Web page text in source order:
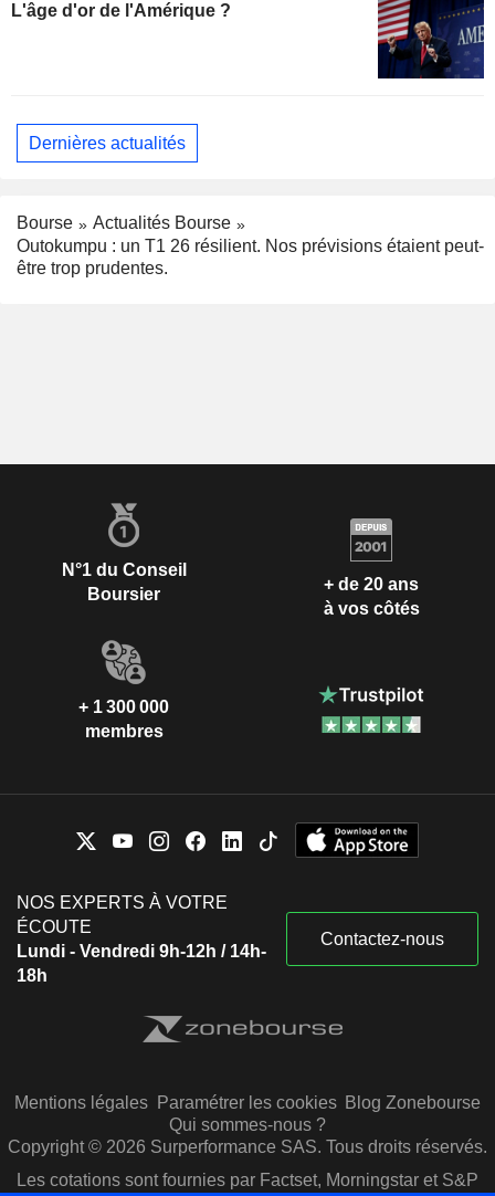
L'âge d'or de l'Amérique ?
Dernières actualités
Bourse
Actualités Bourse
Outokumpu : un T1 26 résilient. Nos prévisions étaient peut-
être trop prudentes.
N°1 du Conseil
Boursier
+ de 20 ans
à vos côtés
+ 1 300 000
membres
NOS EXPERTS À VOTRE
ÉCOUTE
Lundi - Vendredi 9h-12h / 14h-
18h
Contactez-nous
Mentions légales Paramétrer les cookies Blog Zonebourse
Qui sommes-nous ?
Copyright © 2026 Surperformance SAS. Tous droits réservés.
Les cotations sont fournies par Factset, Morningstar et S&P